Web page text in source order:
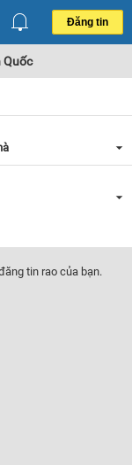
Đăng tin
Quốc
tin rao của bạn.